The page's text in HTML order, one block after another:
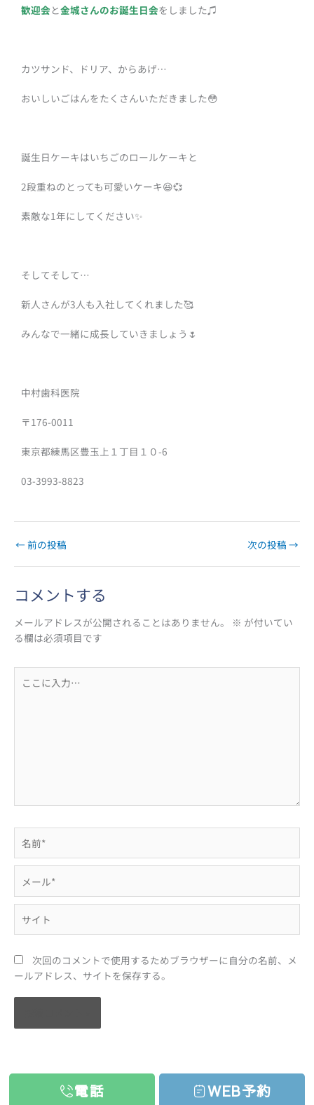
歓迎会と金城さんのお誕生日会をしました♫
カツサンド、ドリア、からあげ…
おいしいごはんをたくさんいただきました😳
誕生日ケーキはいちごのロールケーキと
2段重ねのとっても可愛いケーキ😆💞
素敵な1年にしてください✨
そしてそして…
新人さんが3人も入社してくれました🥰
みんなで一緒に成長していきましょう🌷
中村歯科医院
〒176-0011
東京都練馬区豊玉上１丁目１０-6
03-3993-8823
← 前の投稿 次の投稿 →
コメントする
メールアドレスが公開されることはありません。 ※ が付いてい
る欄は必須項目です
前
*
ル
次回のコメントで使用するためブラウザーに自分の名前、メ
ールアドレス、サイトを保存する。
電話 WEB予約